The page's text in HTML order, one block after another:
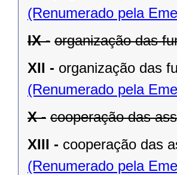
(Renumerado pela
IX - organização das
XII - organização das
(Renumerado pela
X - cooperação das
XIII - cooperação das
(Renumerado pela